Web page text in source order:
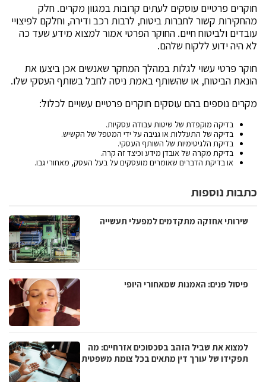
חוקרים פרטיים עוסקים לעתים קרובות במגוון מקרים. חלק
מהחקירות קשור לחברות ביטוח, לרבות רכב ודירה, וחלקם לפיצויי
עובדים ולביטוח חיים. החוקר הפרטי אמור למצוא מידע שעד כה
לא היה ידוע ללקוח שלהם.
חוקר פרטי עשוי לגלות במהלך המחקר שאנשים אכן ביצעו את
הונאת הביטוח, או שהשותף באמת ניסה לחבל בשותף העסקי שלו.
מקרים נוספים בהם עוסקים חוקרים פרטיים עשויים לכלול:
בדיקה מוקפדת של שיטות עבודה עסקיות.
בדיקה של התעללות או גניבה על ידי המטפל של הקשיש.
בדיקת הלגיטימיות של השותף העסקי.
בדיקת מקרה של אובדן מידע וכיצד זה קרה.
או בדיקת הדברים שאומרים מועסקים על בעל העסק, מאחורי גבו.
כתבות נוספות
שירותי אחזקה מתקדמים למפעלי תעשייה
פיסול פנים: האמנות שמאחורי היופי
למצוא את שביל הזהב בסכסוכים אזרחיים: מה
תפקידו של עורך דין מתאים בכל צומת משפטית